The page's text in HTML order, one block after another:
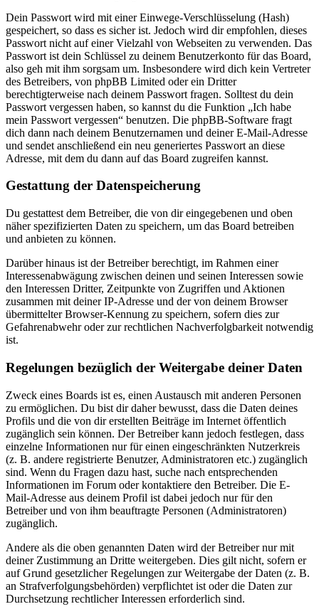
Dein Passwort wird mit einer Einwege-Verschlüsselung (Hash)
gespeichert, so dass es sicher ist. Jedoch wird dir empfohlen, dieses
Passwort nicht auf einer Vielzahl von Webseiten zu verwenden. Das
Passwort ist dein Schlüssel zu deinem Benutzerkonto für das Board,
also geh mit ihm sorgsam um. Insbesondere wird dich kein Vertreter
des Betreibers, von phpBB Limited oder ein Dritter
berechtigterweise nach deinem Passwort fragen. Solltest du dein
Passwort vergessen haben, so kannst du die Funktion „Ich habe
mein Passwort vergessen“ benutzen. Die phpBB-Software fragt
dich dann nach deinem Benutzernamen und deiner E-Mail-Adresse
und sendet anschließend ein neu generiertes Passwort an diese
Adresse, mit dem du dann auf das Board zugreifen kannst.
Gestattung der Datenspeicherung
Du gestattest dem Betreiber, die von dir eingegebenen und oben
näher spezifizierten Daten zu speichern, um das Board betreiben
und anbieten zu können.
Darüber hinaus ist der Betreiber berechtigt, im Rahmen einer
Interessenabwägung zwischen deinen und seinen Interessen sowie
den Interessen Dritter, Zeitpunkte von Zugriffen und Aktionen
zusammen mit deiner IP-Adresse und der von deinem Browser
übermittelter Browser-Kennung zu speichern, sofern dies zur
Gefahrenabwehr oder zur rechtlichen Nachverfolgbarkeit notwendig
ist.
Regelungen bezüglich der Weitergabe deiner Daten
Zweck eines Boards ist es, einen Austausch mit anderen Personen
zu ermöglichen. Du bist dir daher bewusst, dass die Daten deines
Profils und die von dir erstellten Beiträge im Internet öffentlich
zugänglich sein können. Der Betreiber kann jedoch festlegen, dass
einzelne Informationen nur für einen eingeschränkten Nutzerkreis
(z. B. andere registrierte Benutzer, Administratoren etc.) zugänglich
sind. Wenn du Fragen dazu hast, suche nach entsprechenden
Informationen im Forum oder kontaktiere den Betreiber. Die E-
Mail-Adresse aus deinem Profil ist dabei jedoch nur für den
Betreiber und von ihm beauftragte Personen (Administratoren)
zugänglich.
Andere als die oben genannten Daten wird der Betreiber nur mit
deiner Zustimmung an Dritte weitergeben. Dies gilt nicht, sofern er
auf Grund gesetzlicher Regelungen zur Weitergabe der Daten (z. B.
an Strafverfolgungsbehörden) verpflichtet ist oder die Daten zur
Durchsetzung rechtlicher Interessen erforderlich sind.